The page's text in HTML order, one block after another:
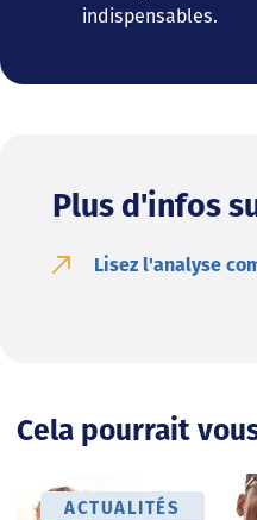
indispensables.
Plus d'infos
Lisez l'analyse
Cela pourrait
ACTUALITÉS